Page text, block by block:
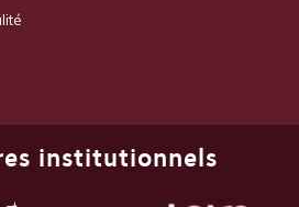
institutionnels